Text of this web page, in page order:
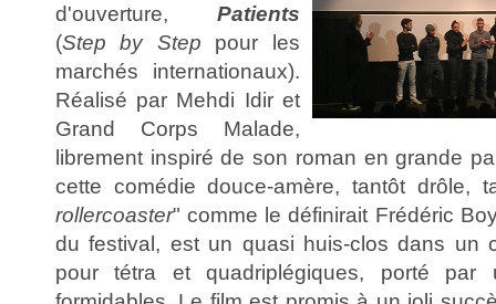
d'ouverture, Patients
(Step by Step pour les
marchés internationaux).
Réalisé par Mehdi Idir et
Grand Corps Malade,
librement inspiré de son roman en grande
cette comédie douce-amère, tantôt drôle,
rollercoaster" comme le définirait Frédéric
du festival, est un quasi huis-clos dans un
pour tétra et quadriplégiques, porté par